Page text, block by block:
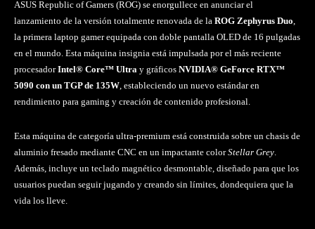
ASUS Republic of Gamers (ROG) se enorgullece en anunciar el
lanzamiento de la versión totalmente renovada de la ROG Zephyrus Duo,
la primera laptop gamer equipada con doble pantalla OLED de 16 pulgadas
en el mundo. Esta máquina insignia está impulsada por el más reciente
procesadorIntel® Core™ Ultra y gráficos NVIDIA® GeForce RTX™
5090 con un TGP de 135W, estableciendo un nuevo estándar en
rendimiento para gaming y creación de contenido profesional.
Esta máquina de categoría ultra-premium está construida sobre un chasis de
aluminio fresado mediante CNC en un impactante colorStellar Grey.
Además, incluye un teclado magnético desmontable, diseñado para que los
usuarios puedan seguir jugando y creando sin límites, dondequiera que la
vida los lleve.